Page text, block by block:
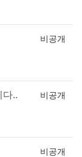
비공개
다.. 비공개
비공개